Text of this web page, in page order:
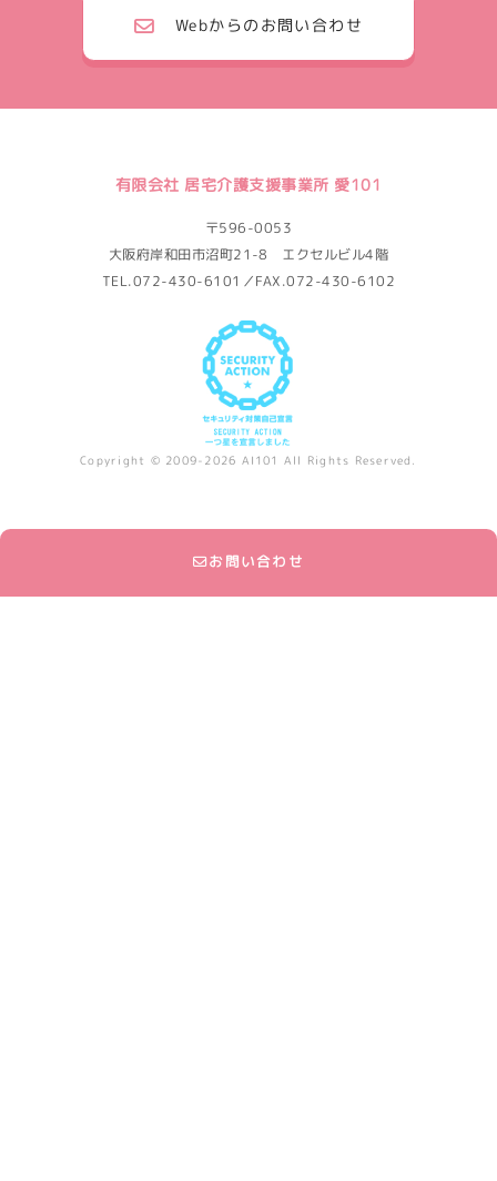
Webからのお問い合わせ
有限会社 居宅介護支援事業所 愛101
〒596-0053
大阪府岸和田市沼町21-8 エクセルビル4階
TEL.072-430-6101／FAX.072-430-6102
Copyright © 2009-2026 AI101 All Rights Reserved.
お問い合わせ